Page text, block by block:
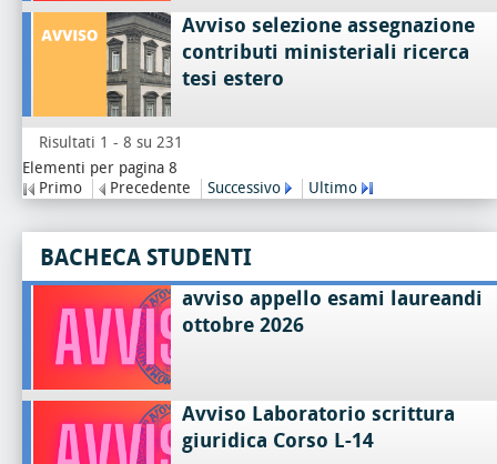
Avviso selezione assegnazione
contributi ministeriali ricerca
tesi estero
Risultati 1 - 8 su 231
Elementi per pagina 8
Primo
Precedente Successivo Ultimo
BACHECA STUDENTI
avviso appello esami laureandi
ottobre 2026
Avviso Laboratorio scrittura
giuridica Corso L-14